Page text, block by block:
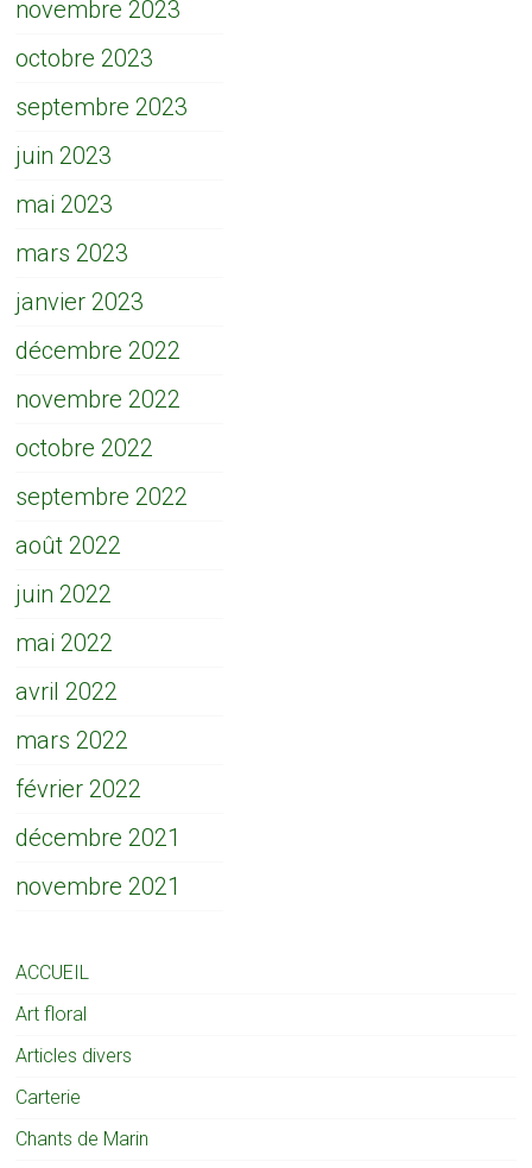
novembre 2023
octobre 2023
septembre 2023
juin 2023
mai 2023
mars 2023
janvier 2023
décembre 2022
novembre 2022
octobre 2022
septembre 2022
août 2022
juin 2022
mai 2022
avril 2022
mars 2022
février 2022
décembre 2021
novembre 2021
ACCUEIL
Art floral
Articles divers
Carterie
Chants de Marin